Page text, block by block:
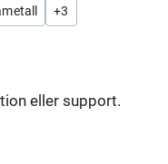
+3
eller support.